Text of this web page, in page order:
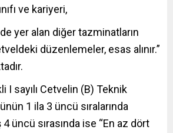
ve kariyeri,
yer alan diğer tazminatların
düzenlemeler, esas alınır.”
I sayılı Cetvelin (B) Teknik
1 ila 3 üncü sıralarında
4 üncü sırasında ise “En az dört